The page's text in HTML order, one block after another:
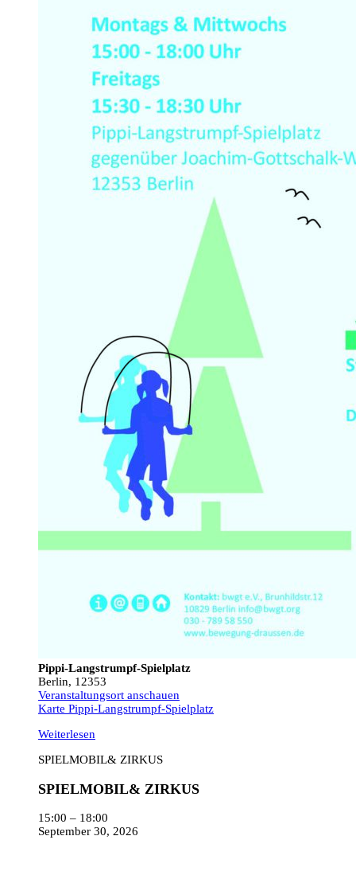
Pippi-Langstrumpf-Spielplatz
Berlin, 12353
Veranstaltungsort anschauen
Karte Pippi-Langstrumpf-Spielplatz
Weiterlesen
SPIELMOBIL& ZIRKUS
SPIELMOBIL& ZIRKUS
15:00 – 18:00
September 30, 2026